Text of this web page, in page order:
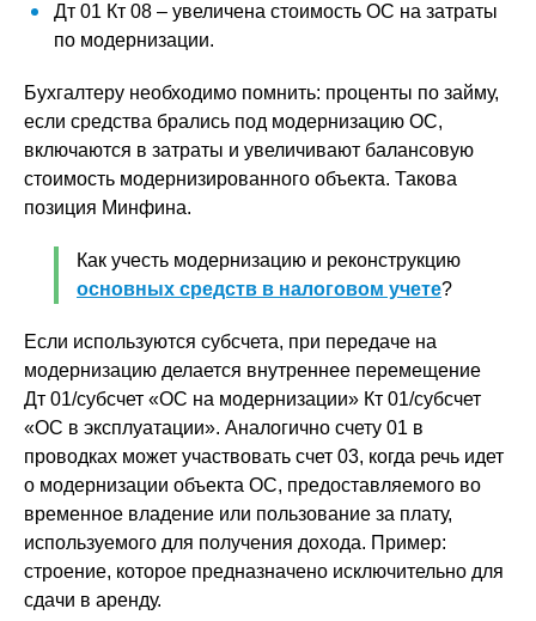
Дт 01 Кт 08 – увеличена стоимость ОС на затраты
по модернизации.
Бухгалтеру необходимо помнить: проценты по займу,
если средства брались под модернизацию ОС,
включаются в затраты и увеличивают балансовую
стоимость модернизированного объекта. Такова
позиция Минфина.
Как учесть модернизацию и реконструкцию
основных средств в налоговом учете?
Если используются субсчета, при передаче на
модернизацию делается внутреннее перемещение
Дт 01/субсчет «ОС на модернизации» Кт 01/субсчет
«ОС в эксплуатации». Аналогично счету 01 в
проводках может участвовать счет 03, когда речь идет
о модернизации объекта ОС, предоставляемого во
временное владение или пользование за плату,
используемого для получения дохода. Пример:
строение, которое предназначено исключительно для
сдачи в аренду.